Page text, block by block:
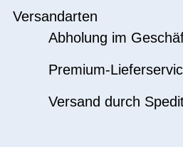
Versandarten
Abholung im
Premium-
Versand durch